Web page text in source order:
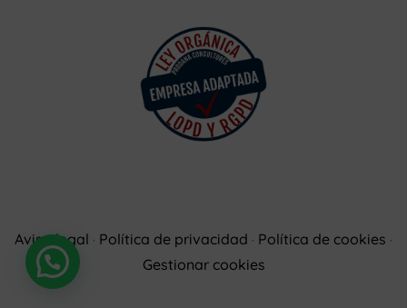
Aviso legal · Política de privacidad · Política de cookies ·
Gestionar cookies